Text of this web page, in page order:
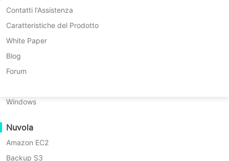
Verifica del Recupero della VM
Verifica del Recupero del Sistema Operativo
Sicurezza dei Dati
Backup nel Cloud
Conformità GDPR
InCloud Sphere
Arcfra
FusionOne Compute
NexaVM
Server fisico
Windows
Nuvola
Amazon EC2
Backup S3
Contatti l'Assistenza
Caratteristiche del Prodotto
White Paper
Blog
Forum
Le sfide del ripristino dei
dati in caso di disastro nel
settore energetico